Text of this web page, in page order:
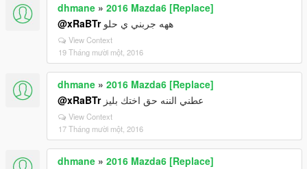
dhmane » 2016 Mazda6 [Replace]
@xRaBTr ههه جربني ي حلو
View Context
19 Tháng mười một, 2016
dhmane » 2016 Mazda6 [Replace]
@xRaBTr عطني الننه حق اختك بليز
View Context
17 Tháng mười một, 2016
dhmane » 2016 Mazda6 [Replace]